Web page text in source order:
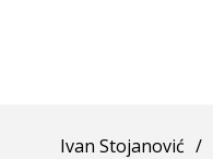
Ivan Stojanović /